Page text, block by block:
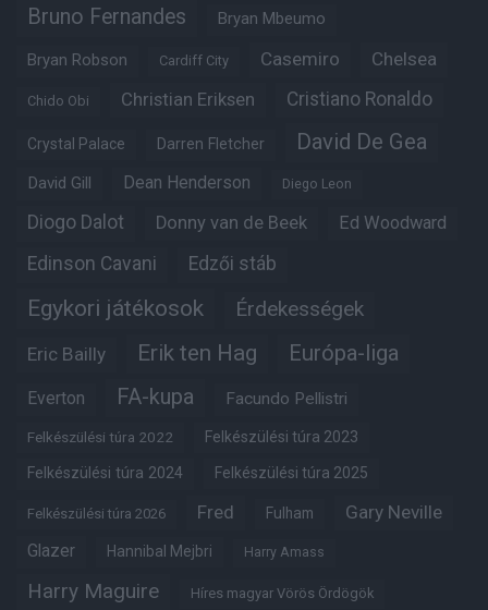
Bruno Fernandes Bryan Mbeumo
Bryan Robson Cardiff City Casemiro Chelsea
Chido Obi Christian Eriksen Cristiano Ronaldo
Crystal Palace Darren Fletcher David De Gea
David Gill Dean Henderson Diego Leon
Diogo Dalot Donny van de Beek Ed Woodward
Edinson Cavani Edzői stáb
Egykori játékosok Érdekességek
Eric Bailly Erik ten Hag Európa-liga
Everton FA-kupa Facundo Pellistri
Felkészülési túra 2022 Felkészülési túra 2023
Felkészülési túra 2024 Felkészülési túra 2025
Felkészülési túra 2026 Fred Fulham Gary Neville
Glazer Hannibal Mejbri Harry Amass
Harry Maguire Híres magyar Vörös Ördögök